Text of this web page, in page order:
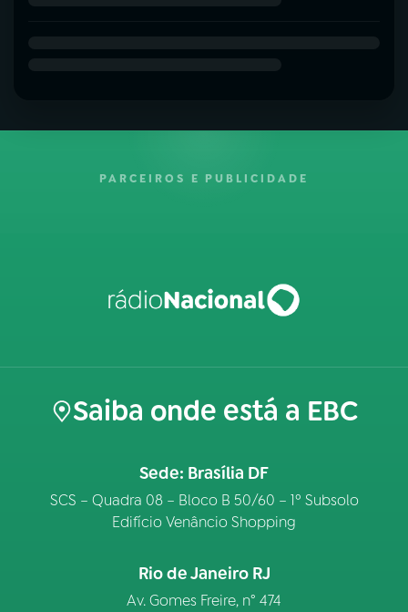
PARCEIROS E PUBLICIDADE
Saiba onde está a EBC
Sede: Brasília DF
SCS – Quadra 08 – Bloco B 50/60 – 1º Subsolo
Edifício Venâncio Shopping
Rio de Janeiro RJ
Av. Gomes Freire, n° 474